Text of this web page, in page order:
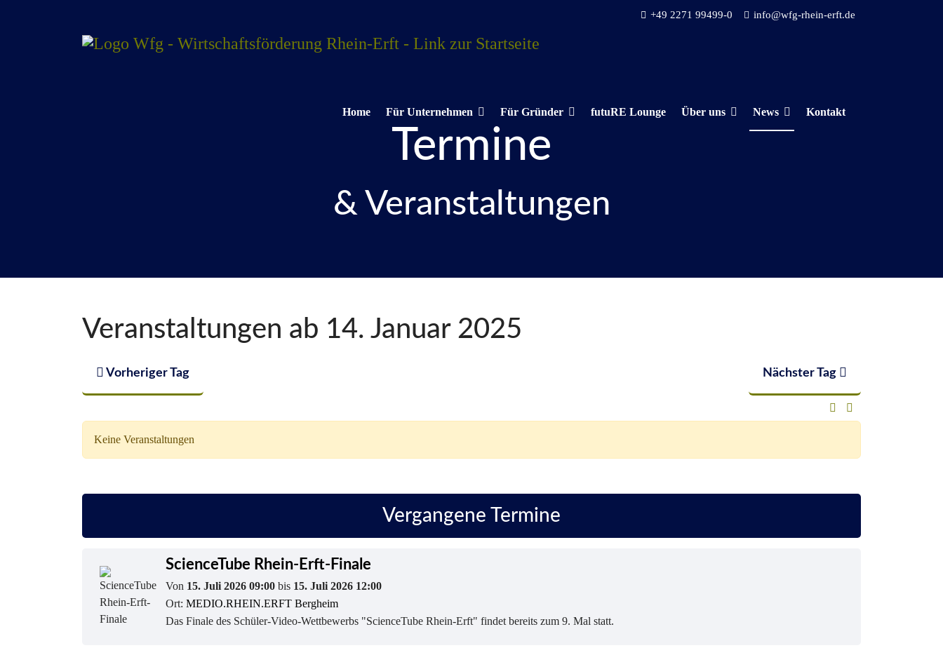
+49 2271 99499-0 info@wfg-rhein-erft.de
Home Für Unternehmen Für Gründer futuRE Lounge Über uns News Kontakt
Termine
& Veranstaltungen
Veranstaltungen ab 14. Januar 2025
Vorheriger Tag Nächster Tag
Keine Veranstaltungen
Vergangene Termine
ScienceTube Rhein-Erft-Finale
Von 15. Juli 2026 09:00 bis 15. Juli 2026 12:00
Ort: MEDIO.RHEIN.ERFT Bergheim
Das Finale des Schüler-Video-Wettbewerbs "ScienceTube Rhein-Erft" findet bereits zum 9. Mal statt.